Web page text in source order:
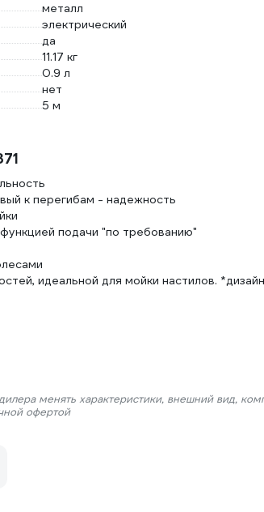
металл
электрический
да
11.17 кг
0.9 л
нет
5 м
к перегибам - надежность
подачи "по требованию"
идеальной для мойки настилов.
менять характеристики, внешний вид,
офертой